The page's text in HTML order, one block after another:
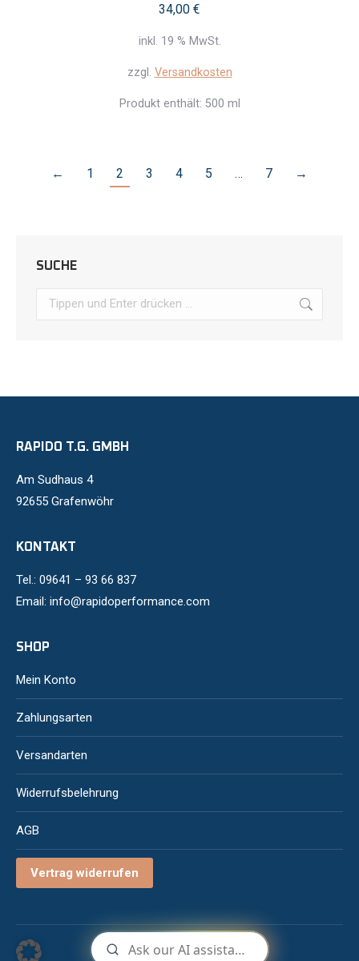
34,00 €
inkl. 19 % MwSt.
zzgl. Versandkosten
Produkt enthält: 500 ml
← 1 2 3 4 5 … 7 →
SUCHE
Search:
RAPIDO T.G. GMBH
Am Sudhaus 4
92655 Grafenwöhr
KONTAKT
Tel.: 09641 – 93 66 837
Email: info@rapidoperformance.com
SHOP
Mein Konto
Zahlungsarten
Versandarten
Widerrufsbelehrung
AGB
Vertrag widerrufen
© 2026 | Rapido T.G. GmbH